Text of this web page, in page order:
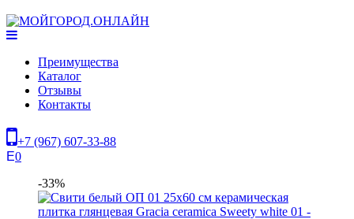
Преимущества
Каталог
Отзывы
Контакты
+7 (967) 607-33-88
0
-33%